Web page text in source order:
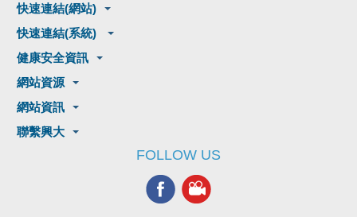
快速連結(網站)
快速連結(系統)
健康安全資訊
網站資源
網站資訊
聯繫興大
FOLLOW US